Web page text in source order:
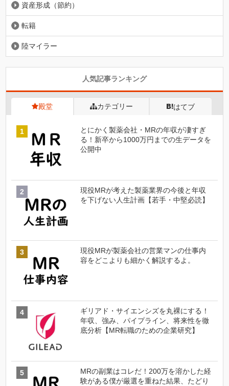
資産形成（節約）
転籍
陸マイラー
人気記事ランキング
殿堂 カテゴリー はてブ
とにかく製薬会社・MRの年収が凄すぎ
る！新卒から1000万円までの生データを
公開中
現役MRが考えた製薬業界の今後と年収
を下げない人生計画【若手・中堅必読】
現役MRが製薬会社の営業マンの仕事内
容をどこよりも細かく解説するよ。
ギリアド・サイエンシズを丸裸にする！
年収、強み、パイプライン、将来性を徹
底分析【MR転職のための企業研究】
MRの副業はコレだ！200万を溶かした経
験がある僕が厳選を重ねた結果、たどり